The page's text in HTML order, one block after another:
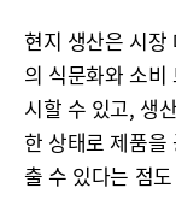
현지 생산은 시장
의 식문화와 소비
시할 수 있고, 생
한 상태로 제품을
출 수 있다는 점